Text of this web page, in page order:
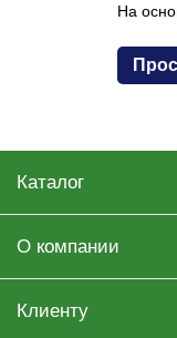
На
Каталог
О компании
Клиенту